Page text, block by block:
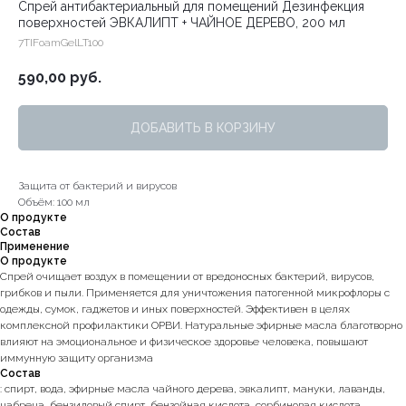
Спрей антибактериальный для помещений Дезинфекция
поверхностей ЭВКАЛИПТ + ЧАЙНОЕ ДЕРЕВО, 200 мл
7TIFoamGelLT100
590,00 руб.
ДОБАВИТЬ В КОРЗИНУ
Защита от бактерий и вирусов
Объём: 100 мл
О продукте
Состав
Применение
О продукте
Спрей очищает воздух в помещении от вредоносных бактерий, вирусов,
грибков и пыли. Применяется для уничтожения патогенной микрофлоры с
одежды, сумок, гаджетов и иных поверхностей. Эффективен в целях
комплексной профилактики ОРВИ. Натуральные эфирные масла благотворно
влияют на эмоциональное и физическое здоровье человека, повышают
иммунную защиту организма
Состав
: спирт, вода, эфирные масла чайного дерева, эвкалипт, мануки, лаванды,